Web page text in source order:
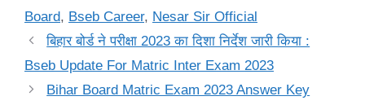
Board, Bseb Career, Nesar Sir Official
बिहार बोर्ड ने परीक्षा 2023 का दिशा निर्देश जारी किया :
Bseb Update For Matric Inter Exam 2023
Bihar Board Matric Exam 2023 Answer Key